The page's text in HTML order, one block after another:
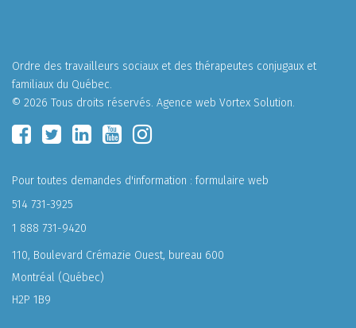
Ordre des travailleurs sociaux et des thérapeutes conjugaux et
familiaux du Québec.
© 2026 Tous droits réservés. Agence web Vortex Solution.
Pour toutes demandes d'information :formulaire web
514 731-3925
1 888 731-9420
110, Boulevard Crémazie Ouest, bureau 600
Montréal (Québec)
H2P 1B9